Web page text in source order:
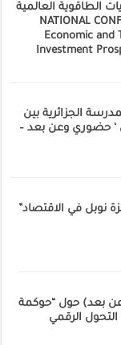
الطاقوية العالمية
(NATIONAL
Economic and
Investment
الجزائرية بين
‘ حضوري وعن بعد –
نوبل في الاقتصاد”
بعد) حول “حوكمة
الرقمي